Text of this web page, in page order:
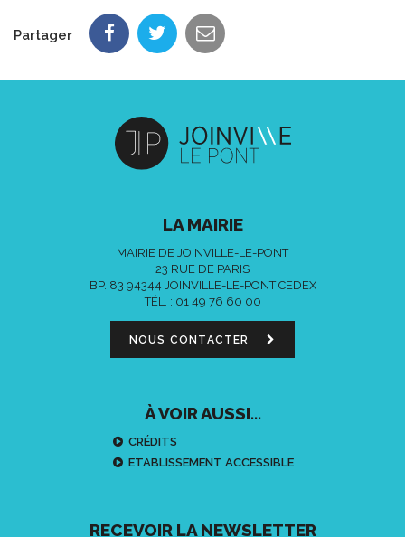
Partager
LA MAIRIE
MAIRIE DE JOINVILLE-LE-PONT
23 RUE DE PARIS
BP. 83 94344 JOINVILLE-LE-PONT CEDEX
TÉL. : 01 49 76 60 00
NOUS CONTACTER
À VOIR AUSSI...
CRÉDITS
ETABLISSEMENT ACCESSIBLE
RECEVOIR LA NEWSLETTER